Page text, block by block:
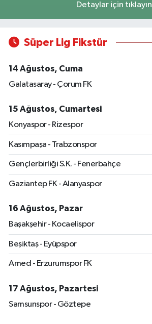
Detaylar için tıklayın
Süper Lig Fikstür
14 Ağustos, Cuma
Galatasaray - Çorum FK
15 Ağustos, Cumartesi
Konyaspor - Rizespor
Kasımpaşa - Trabzonspor
Gençlerbirliği S.K. - Fenerbahçe
Gaziantep FK - Alanyaspor
16 Ağustos, Pazar
Başakşehir - Kocaelispor
Beşiktaş - Eyüpspor
Amed - Erzurumspor FK
17 Ağustos, Pazartesi
Samsunspor - Göztepe